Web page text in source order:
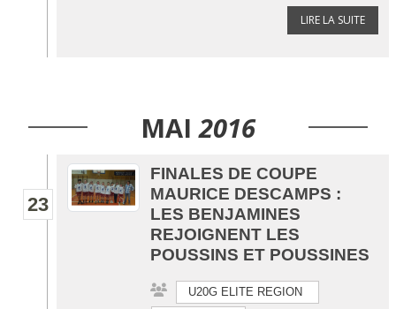
LIRE LA SUITE
MAI 2016
23
FINALES DE COUPE
MAURICE DESCAMPS :
LES BENJAMINES
REJOIGNENT LES
POUSSINS ET POUSSINES
U20G ELITE REGION